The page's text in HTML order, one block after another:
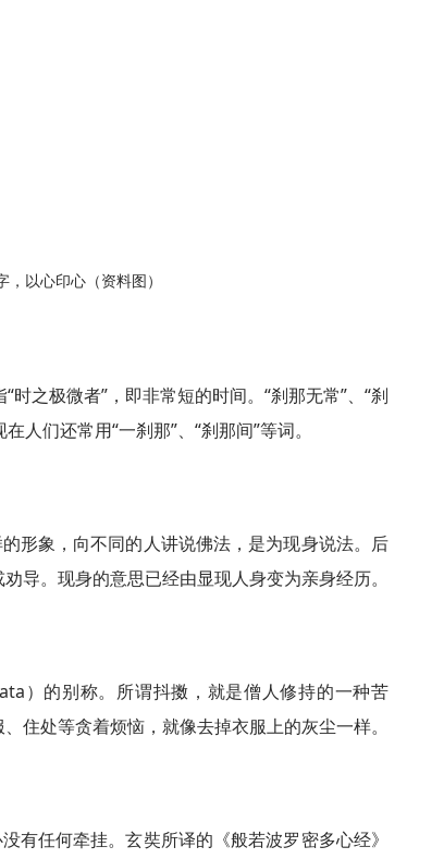
，以心印心（资料图）
时之极微者”，即非常短的时间。“刹那无常”、“刹
人们还常用“一刹那”、“刹那间”等词。
形象，向不同的人讲说佛法，是为现身说法。后
导。现身的意思已经由显现人身变为亲身经历。
）的别称。所谓抖擞，就是僧人修持的一种苦
住处等贪着烦恼，就像去掉衣服上的灰尘一样。
有任何牵挂。玄奘所译的《般若波罗密多心经》